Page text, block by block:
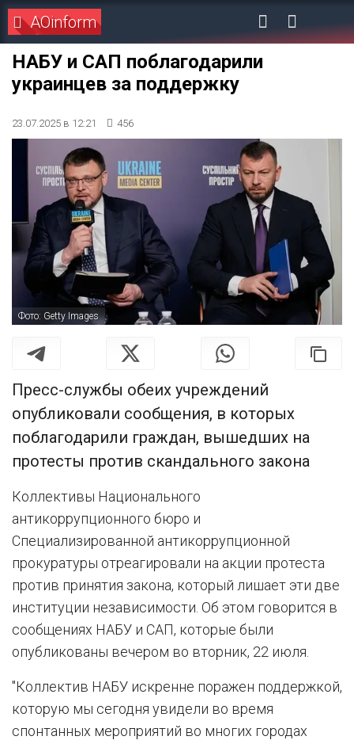
AOinform
НАБУ и САП поблагодарили
украинцев за поддержку
23.07.2025 в 12:21 456
Фото: Getty Images
Пресс-службы обеих учреждений
опубликовали сообщения, в которых
поблагодарили граждан, вышедших на
протесты против скандального закона
Коллективы Национального
антикоррупционного бюро и
Специализированной антикоррупционной
прокуратуры отреагировали на акции протеста
против принятия закона, который лишает эти две
институции независимости. Об этом говорится в
сообщениях НАБУ и САП, которые были
опубликованы вечером во вторник, 22 июля.
"Коллектив НАБУ искренне поражен поддержкой,
которую мы сегодня увидели во время
спонтанных мероприятий во многих городах